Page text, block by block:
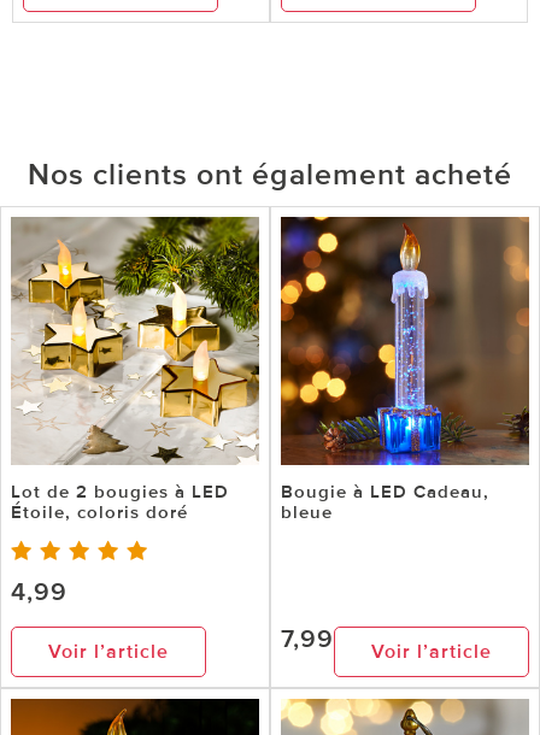
Nos clients ont également acheté
Lot de 2 bougies à LED
Étoile, coloris doré
4,99
Voir l’article
Bougie à LED Cadeau,
bleue
7,99 Voir l’article